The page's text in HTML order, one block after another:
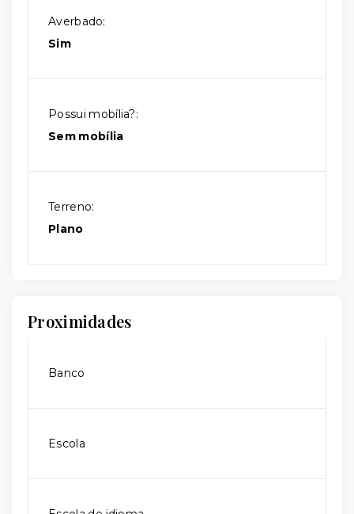
Averbado:
Sim
Possui mobília?:
Sem mobília
Terreno:
Plano
Proximidades
Banco
Escola